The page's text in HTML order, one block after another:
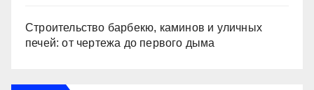
Строительство барбекю, каминов и уличных
печей: от чертежа до первого дыма